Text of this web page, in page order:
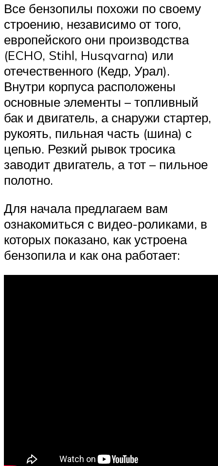
Все бензопилы похожи по своему
строению, независимо от того,
европейского они производства
(ECHO, Stihl, Husqvarna) или
отечественного (Кедр, Урал).
Внутри корпуса расположены
основные элементы – топливный
бак и двигатель, а снаружи стартер,
рукоять, пильная часть (шина) с
цепью. Резкий рывок тросика
заводит двигатель, а тот – пильное
полотно.
Для начала предлагаем вам
ознакомиться с видео-роликами, в
которых показано, как устроена
бензопила и как она работает: